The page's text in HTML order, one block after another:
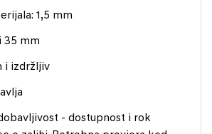
1,5 mm
35 mm
i izdržljiv
- dostupnost i rok